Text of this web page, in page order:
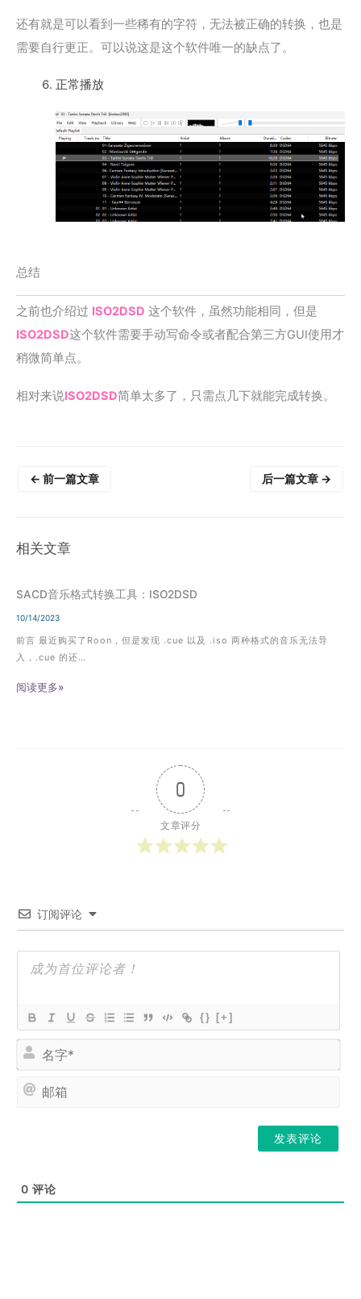
还有就是可以看到一些稀有的字符，无法被正确的转换，也是
需要自行更正。可以说这是这个软件唯一的缺点了。
正常播放
总结
之前也介绍过 ISO2DSD 这个软件，虽然功能相同，但是
ISO2DSD这个软件需要手动写命令或者配合第三方GUI使用才
稍微简单点。
相对来说ISO2DSD简单太多了，只需点几下就能完成转换。
← 前一篇文章 后一篇文章 →
相关文章
SACD音乐格式转换工具：ISO2DSD
10/14/2023
前言 最近购买了Roon，但是发现 .cue 以及 .iso 两种格式的音乐无法导
入，.cue 的还…
阅读更多»
0
文章评分
订阅评论
{} [+]
0 评论